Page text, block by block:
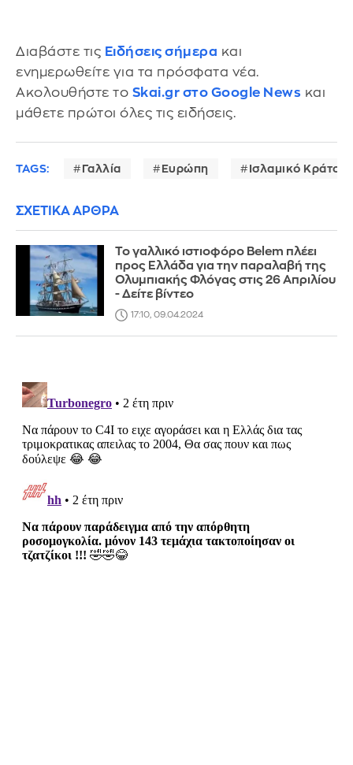
Διαβάστε τις Ειδήσεις σήμερα και
ενημερωθείτε για τα πρόσφατα νέα.
Ακολουθήστε το Skai.gr στο Google News και
μάθετε πρώτοι όλες τις ειδήσεις.
TAGS: Γαλλία Ευρώπη Ισλαμικό Κράτος
ΣΧΕΤΙΚΑ ΑΡΘΡΑ
Το γαλλικό ιστιοφόρο Belem πλέει
προς Ελλάδα για την παραλαβή της
Ολυμπιακής Φλόγας στις 26 Απριλίου
- Δείτε βίντεο
17:10, 09.04.2024